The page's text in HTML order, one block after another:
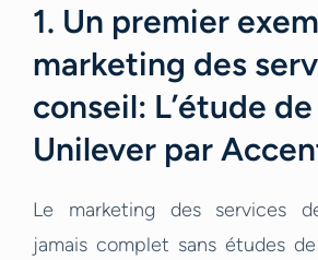
1. Un premier
marketing des
conseil: L’étude
Unilever par
Le marketing des services
jamais complet sans études